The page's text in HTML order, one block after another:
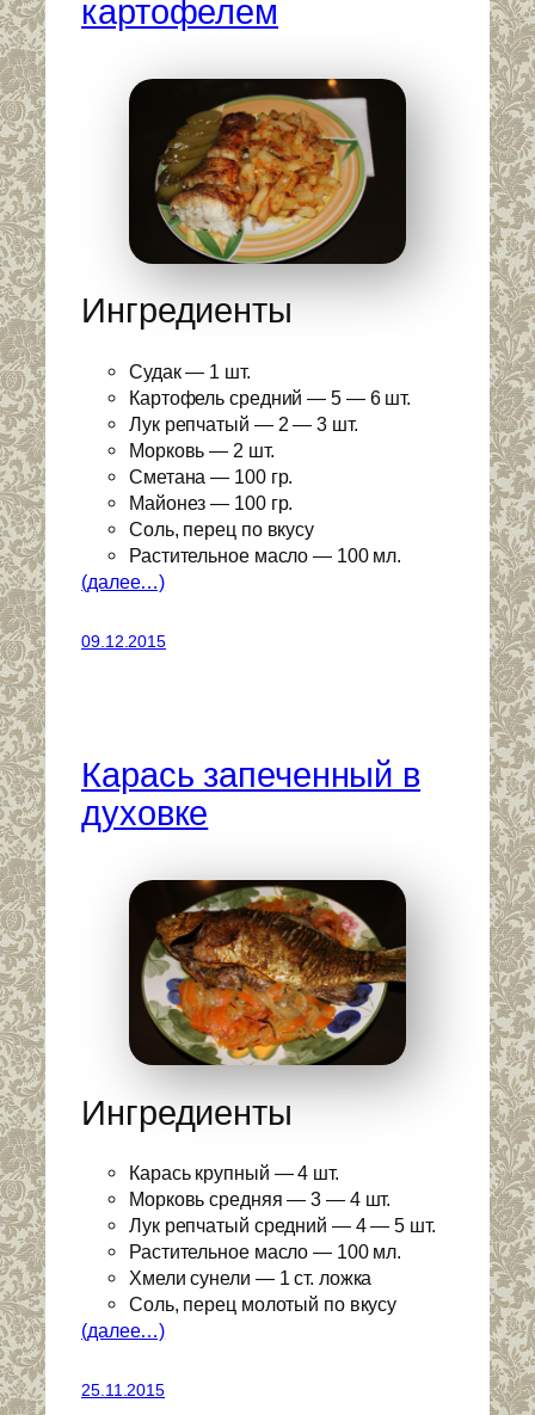
картофелем
Ингредиенты
Судак — 1 шт.
Картофель средний — 5 — 6 шт.
Лук репчатый — 2 — 3 шт.
Морковь — 2 шт.
Сметана — 100 гр.
Майонез — 100 гр.
Соль, перец по вкусу
Растительное масло — 100 мл.
(далее…)
09.12.2015
Карась запеченный в
духовке
Ингредиенты
Карась крупный — 4 шт.
Морковь средняя — 3 — 4 шт.
Лук репчатый средний — 4 — 5 шт.
Растительное масло — 100 мл.
Хмели сунели — 1 ст. ложка
Соль, перец молотый по вкусу
(далее…)
25.11.2015